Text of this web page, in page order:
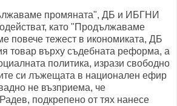
промяната", ДБ и ИБГНИ
като "Продължаваме
повече тежест в икономиката, ДБ
товар върху съдебната реформа, а
политика, изрази свободно
си лъжещата в национален ефир
не възприема, че
подкрепено от тях нанесе